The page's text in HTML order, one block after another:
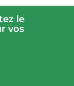
le
vos